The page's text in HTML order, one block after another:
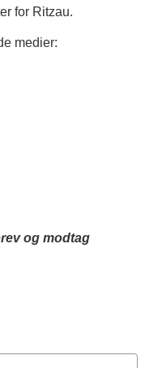
for Ritzau.
medier:
og modtag